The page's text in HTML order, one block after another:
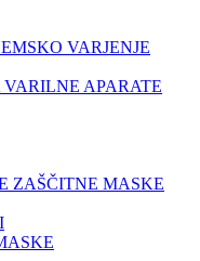
VARJENJE
APARATE
ZAŠČITNE MASKE